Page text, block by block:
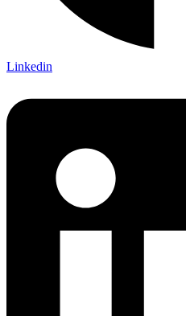
Linkedin